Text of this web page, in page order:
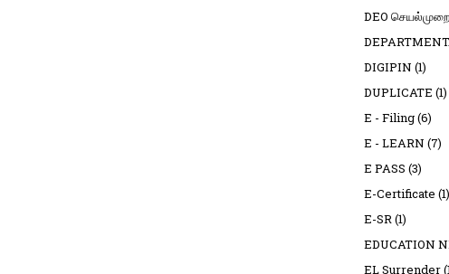
DEO
DIGIPIN (1)
DUPLICATE (1)
E - Filing(6)
E - LEARN (7)
E PASS (3)
E-Certificate (1)
E-SR(1)
EDUCATION
EL Surrender